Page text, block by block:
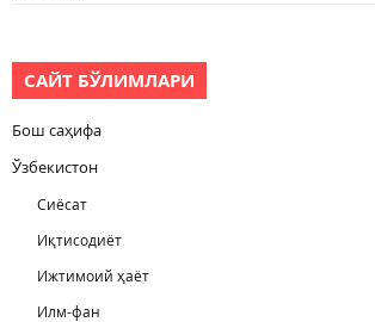
САЙТ БЎЛИМЛАРИ
Бош саҳифа
Ўзбекистон
Сиёсат
Иқтисодиёт
Ижтимоий ҳаёт
Илм-фан